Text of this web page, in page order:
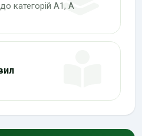
категорій А1, А